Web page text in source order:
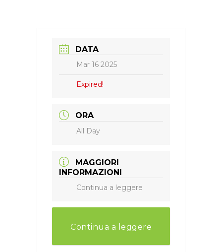
DATA
Mar 16 2025
Expired!
ORA
All Day
MAGGIORI
INFORMAZIONI
Continua a leggere
Continua a leggere